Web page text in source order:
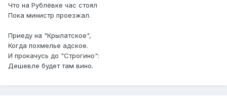
Что на Рублёвке час стоял
Пока министр проезжал.
Приеду на "Крылатское",
Когда похмелье адское.
И прокачусь до "Строгино":
Дешевле будет там вино.